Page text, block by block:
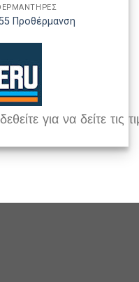
Προθέρμανση
για να δείτε τις